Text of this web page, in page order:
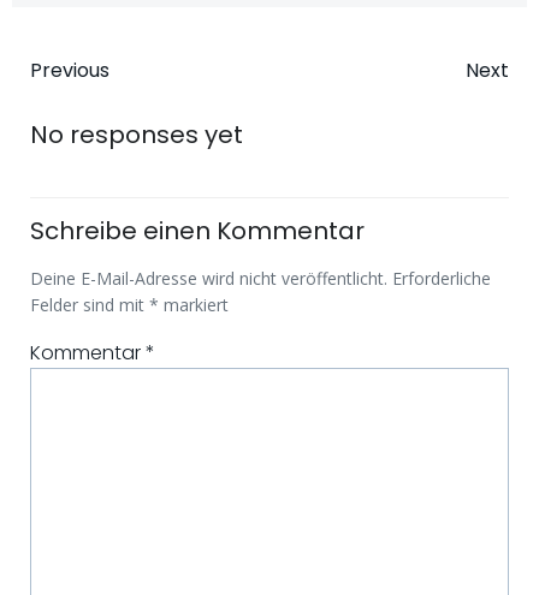
Beitragsnavigation
Previous Next
No responses yet
Schreibe einen Kommentar
Deine E-Mail-Adresse wird nicht veröffentlicht. Erforderliche
Felder sind mit * markiert
Kommentar*